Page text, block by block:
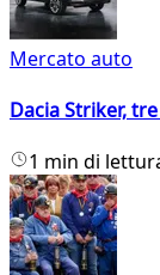
Mercato auto
Dacia Striker,
1 min di